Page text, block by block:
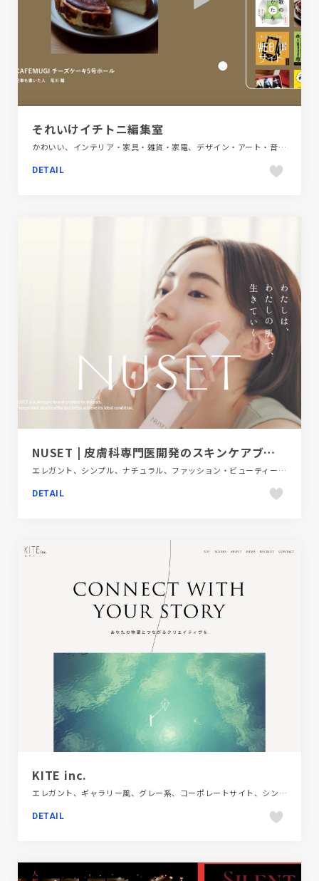
それいけイチトニ編集室
かわいい、インテリア・家具・雑貨・家電、デザイン・アート・音楽・文芸、ナチュラル、パープル系、ピンク系、フラットデザイン、ブラウン系、ブルー系、ベージュ・ゴールド系、ポップ、メディアサイト、モーション多め、レッド系、第一次産業・SDGs・地方創生、飲料・食品
DETAIL
NUSET | 皮膚科専門医開発のスキンケアブランド
エレガント、シンプル、ナチュラル、ファッション・ビューティー、ブランド・サービスサイト、ベージュ・ゴールド系、ホワイト系
DETAIL
KITE inc.
エレガント、ギャラリー風、グレー系、コーポレートサイト、シンプル、スタイリッシュ、タイポグラフィー、デザイン・アート・音楽・文芸、モーション多め、大きめ写真
DETAIL